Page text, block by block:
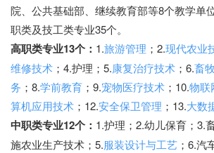
院、公共基础部、继续教育部等8个教学单
职类及技工类专业35个。
高职类专业13个： 1.旅游管理 ； 2.现代农业
维修技术 ； 4.护理； 5.康复治疗技术 ； 6.畜
务 ； 8.学前教育 ； 9.宠物医疗技术 ； 10.物联
算机应用技术 ； 12.安全保卫管理 ； 13.大数
中职类专业12个： 1.护理； 2.幼儿保育； 3.
施农业生产技术； 5.服装设计与工艺 ； 6.汽